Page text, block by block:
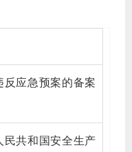
反应急预案的备案
民共和国安全生产